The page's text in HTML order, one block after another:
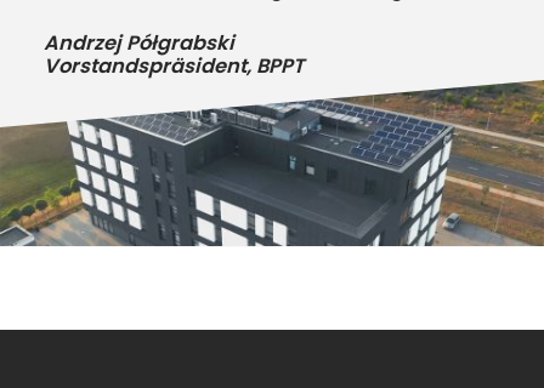
Andrzej Półgrabski
Vorstandspräsident, BPPT